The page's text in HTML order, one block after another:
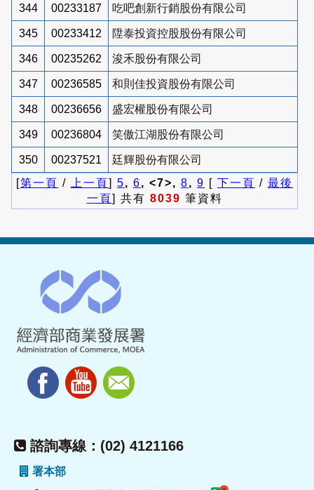
344 00233187 吃吧創新行銷股份有限公司
345 00233412 陞泰投資控股股份有限公司
346 00235262 浚禾股份有限公司
347 00236585 和則佳投資股份有限公司
348 00236656 盛宏權股份有限公司
349 00236804 笑傲江湖股份有限公司
350 00237521
廷輝股份有限公司
[第一頁 / 上一頁] 5, 6, <7>, 8, 9 [ 下一頁 / 最後
一頁] 共有 8039 筆資料
諮詢專線：(02) 4121166
署本部